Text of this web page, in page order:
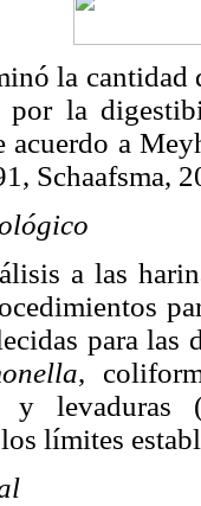
la
por la
a
Schaafsma,
a las
para las
,
y levaduras
límites